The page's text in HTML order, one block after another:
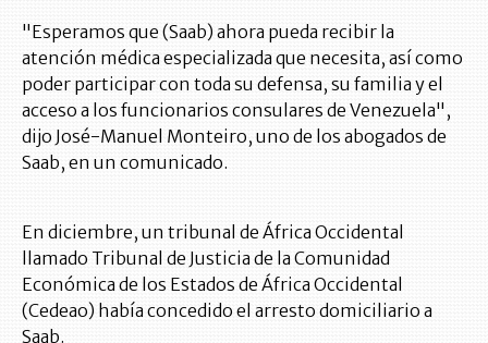
"Esperamos que (Saab) ahora pueda recibir la
atención médica especializada que necesita, así como
poder participar con toda su defensa, su familia y el
acceso a los funcionarios consulares de Venezuela",
dijo José-Manuel Monteiro, uno de los abogados de
Saab, en un comunicado.
En diciembre, un tribunal de África Occidental
llamado Tribunal de Justicia de la Comunidad
Económica de los Estados de África Occidental
(Cedeao) había concedido el arresto domiciliario a
Saab.